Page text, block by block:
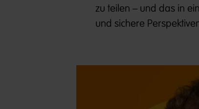
zu teilen – und das in
und sichere